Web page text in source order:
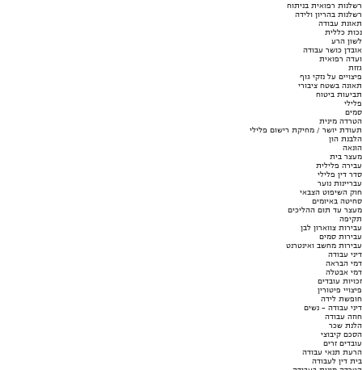
רשלנות רפואית בניתוח
רשלנות בהריון ולידה
תאונת עבודה
נכות כללית
לשון הרע
אובדן כושר עבודה
ועדה רפואית
גזזת
פיצויים על נזקי גוף
תאונה בשטח ציבורי
תביעות ביטוח
פלילי
סמים
הטרדה מינית
תעודת יושר / מחיקת רישום פלילי
הלבנת הון
הונאה
מעצר בית
עבירה פלילית
סדר דין פלילי
עבריינות נוער
חוק השיפוט הצבאי
סחיטה באיומים
מעצר עד תום ההליכים
תקיפה
עבירות צווארון לבן
עבירות סמים
עבירות מחשב ואינטרנט
דיני עבודה
דמי הבראה
דמי אבטלה
זכויות עובדים
פיצויי פיטורין
חופשת לידה
דיני עבודה - נשים
חוזה עבודה
הלנת שכר
הסכם קיבוצי
עובדים זרים
הרעת תנאי עבודה
בית דין לעבודה